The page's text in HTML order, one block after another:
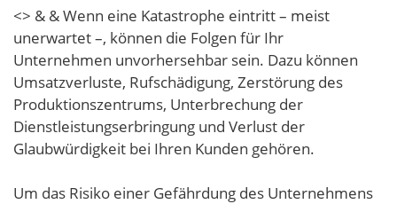
<> & & Wenn eine Katastrophe eintritt – meist
unerwartet –, können die Folgen für Ihr
Unternehmen unvorhersehbar sein. Dazu können
Umsatzverluste, Rufschädigung, Zerstörung des
Produktionszentrums, Unterbrechung der
Dienstleistungserbringung und Verlust der
Glaubwürdigkeit bei Ihren Kunden gehören.
Um das Risiko einer Gefährdung des Unternehmens